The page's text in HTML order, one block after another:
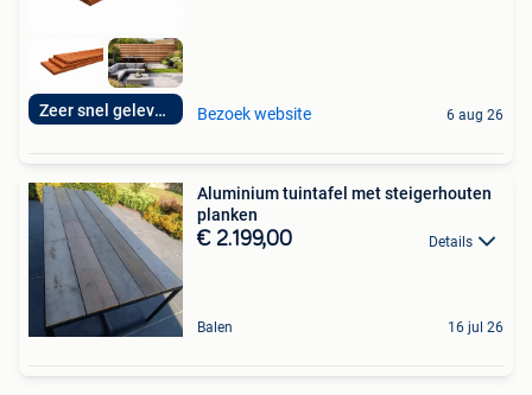
Zeer snel geleverd Bezoek website 6 aug 26
Aluminium tuintafel met steigerhouten
planken
€ 2.199,00 Details
Balen 16 jul 26